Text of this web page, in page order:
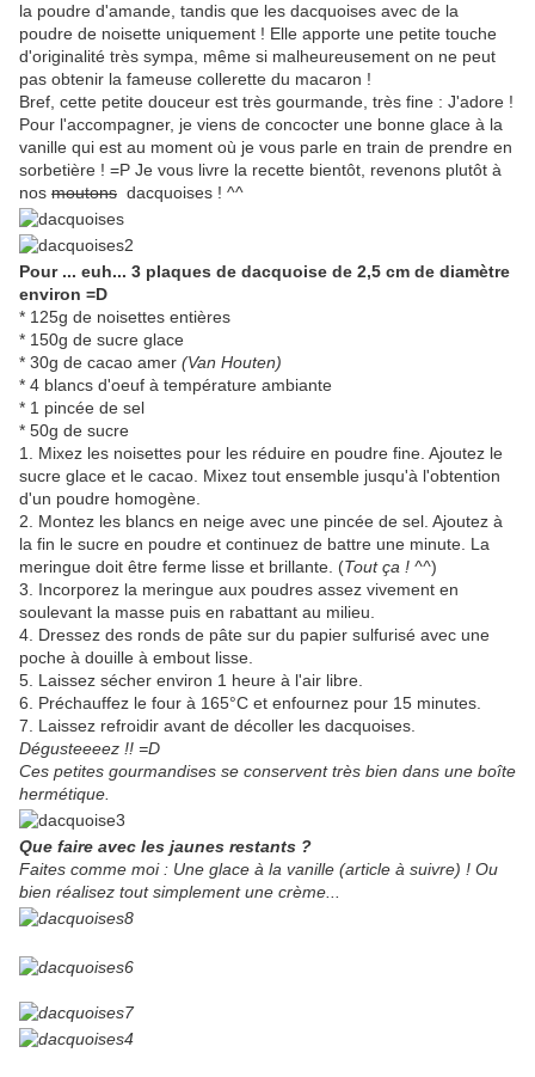
la poudre d'amande, tandis que les dacquoises avec de la
poudre de noisette uniquement ! Elle apporte une petite touche
d'originalité très sympa, même si malheureusement on ne peut
pas obtenir la fameuse collerette du macaron !
Bref, cette petite douceur est très gourmande, très fine : J'adore !
Pour l'accompagner, je viens de concocter une bonne glace à la
vanille qui est au moment où je vous parle en train de prendre en
sorbetière ! =P Je vous livre la recette bientôt, revenons plutôt à
nos moutons dacquoises ! ^^
Pour ... euh... 3 plaques de dacquoise de 2,5 cm de diamètre
environ =D
* 125g de noisettes entières
* 150g de sucre glace
* 30g de cacao amer (Van Houten)
* 4 blancs d'oeuf à température ambiante
* 1 pincée de sel
* 50g de sucre
1. Mixez les noisettes pour les réduire en poudre fine. Ajoutez le
sucre glace et le cacao. Mixez tout ensemble jusqu'à l'obtention
d'un poudre homogène.
2. Montez les blancs en neige avec une pincée de sel. Ajoutez à
la fin le sucre en poudre et continuez de battre une minute. La
meringue doit être ferme lisse et brillante. (Tout ça ! ^^)
3. Incorporez la meringue aux poudres assez vivement en
soulevant la masse puis en rabattant au milieu.
4. Dressez des ronds de pâte sur du papier sulfurisé avec une
poche à douille à embout lisse.
5. Laissez sécher environ 1 heure à l'air libre.
6. Préchauffez le four à 165°C et enfournez pour 15 minutes.
7. Laissez refroidir avant de décoller les dacquoises.
Dégusteeeez !! =D
Ces petites gourmandises se conservent très bien dans une boîte
hermétique.
Que faire avec les jaunes restants ?
Faites comme moi : Une glace à la vanille (article à suivre) ! Ou
bien réalisez tout simplement une crème...